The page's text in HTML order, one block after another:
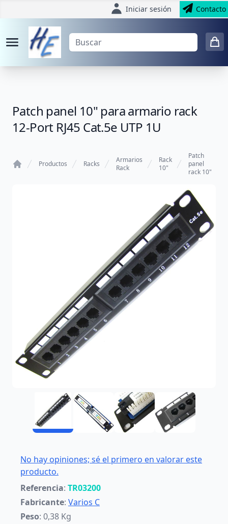
Iniciar sesión Contacto
Patch panel 10" para armario rack
12-Port RJ45 Cat.5e UTP 1U
Productos Racks
Armarios
Rack
Rack
10"
Patch
panel
rack 10"
No hay opiniones; sé el primero en valorar este
producto.
Referencia: TR03200
Fabricante: Varios C
Peso: 0,38 Kg